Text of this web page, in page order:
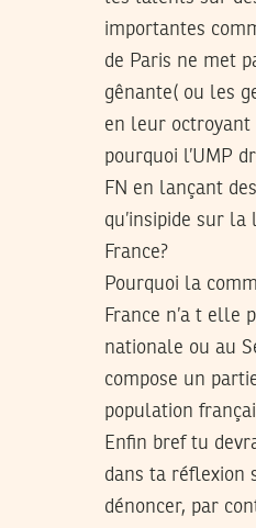
importantes
de Paris ne met
gênante( ou les
en leur octroyant
pourquoi l’UMP
FN en lançant
qu’insipide sur la
France?
Pourquoi la
France n’a t elle
nationale ou au
compose un
population
Enfin bref tu
dans ta réflexion
dénoncer, par